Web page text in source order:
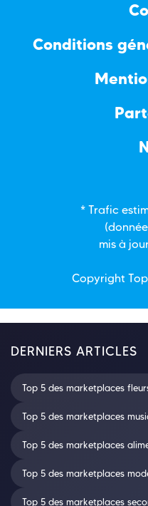
Conditions
* Trafic
(donnée
mis à
Copyright Top
DERNIERS ARTICLES
Top 5 des marketplaces
Top 5 des marketplaces
Top 5 des marketplaces
Top 5 des marketplaces
Top 5 des marketplaces